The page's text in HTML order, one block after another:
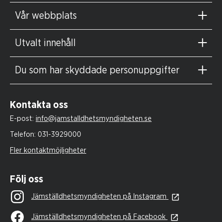
Vår webbplats
Utvalt innehåll
Du som har skyddade personuppgifter
Kontakta oss
E-post: info@jamstalldhetsmyndigheten.se
Telefon: 031-3929000
Fler kontaktmöjligheter
Följ oss
Jämställdhetsmyndigheten på Instagram
Jämställdhetsmyndigheten på Facebook